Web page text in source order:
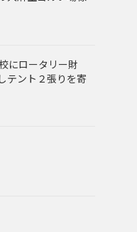
にロータリー財
テント２張りを寄